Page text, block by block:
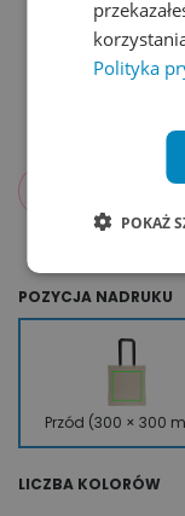
zł
POZYCJA NADRUKU
Przód (300 × 300
LICZBA KOLORÓW
Polityka
POKAŻ